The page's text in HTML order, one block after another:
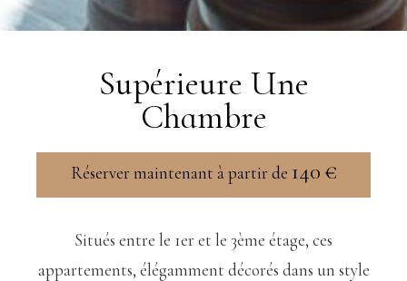
Supérieure Une
Chambre
Réserver maintenant à partir de 140 €
Situés entre le 1er et le 3ème étage, ces
appartements, élégamment décorés dans un style